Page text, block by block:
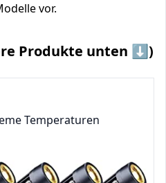
vor.
Produkte unten ⬇️)
Temperaturen